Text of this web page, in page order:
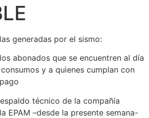
generadas por el sismo:
abonados que se encuentren al día
y a quienes cumplan con
técnico de la compañía
EPAM –desde la presente semana-